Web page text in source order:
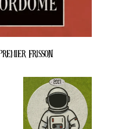
frisson